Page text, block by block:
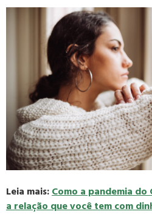
Leia mais:Como a pandemia
a relação que você tem com